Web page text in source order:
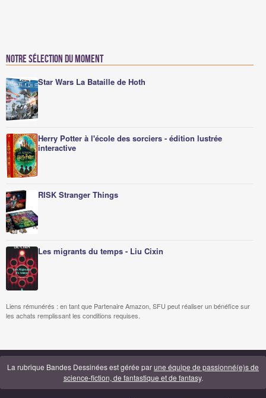
Notre sélection du moment
Star Wars La Bataille de Hoth
Herry Potter à l'école des sorciers - édition lustrée
interactive
RISK Stranger Things
Les migrants du temps - Liu Cixin
Liens rémunérés : en tant que Partenaire Amazon, SFU peut réaliser un bénéfice sur
les achats remplissant les conditions requises.
La rubrique Bandes Dessinées est gérée parune équipe de passionné(e)s de
science-fiction, de fantastique et de fantasy.